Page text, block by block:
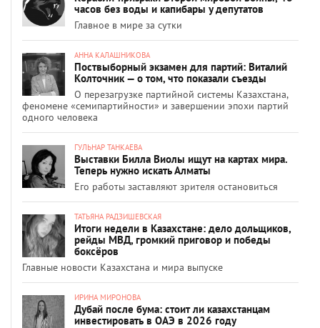
часов без воды и капибары у депутатов
Главное в мире за сутки
АННА КАЛАШНИКОВА
Поствыборный экзамен для партий: Виталий
Колточник — о том, что показали съезды
О перезагрузке партийной системы Казахстана,
феномене «семипартийности» и завершении эпохи партий
одного человека
ГУЛЬНАР ТАНКАЕВА
Выставки Билла Виолы ищут на картах мира.
Теперь нужно искать Алматы
Его работы заставляют зрителя остановиться
ТАТЬЯНА РАДЗИШЕВСКАЯ
Итоги недели в Казахстане: дело дольщиков,
рейды МВД, громкий приговор и победы
боксёров
Главные новости Казахстана и мира выпуске
ИРИНА МИРОНОВА
Дубай после бума: стоит ли казахстанцам
инвестировать в ОАЭ в 2026 году